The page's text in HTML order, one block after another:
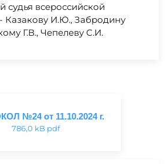
судья всероссийской
Казакову И.Ю., Забродину
Г.В., Чепелеву С.И.
№24 от 11.10.2024 г.
786,0 kB pdf